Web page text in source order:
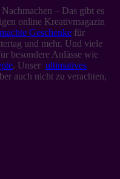
Nachmachen – Das gibt es
online Kreativmagazin
Geschenke für
und mehr. Und viele
besondere Anlässe wie
. Unser ultimatives
auch nicht zu verachten,